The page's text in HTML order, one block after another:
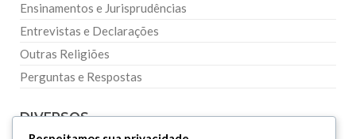
Ensinamentos e Jurisprudências
Entrevistas e Declarações
Outras Religiões
Perguntas e Respostas
DIVERSOS